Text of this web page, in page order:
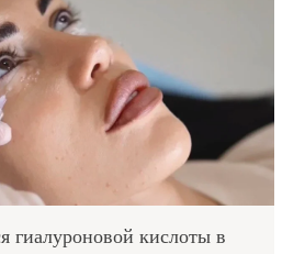
гиалуроновой кислоты в